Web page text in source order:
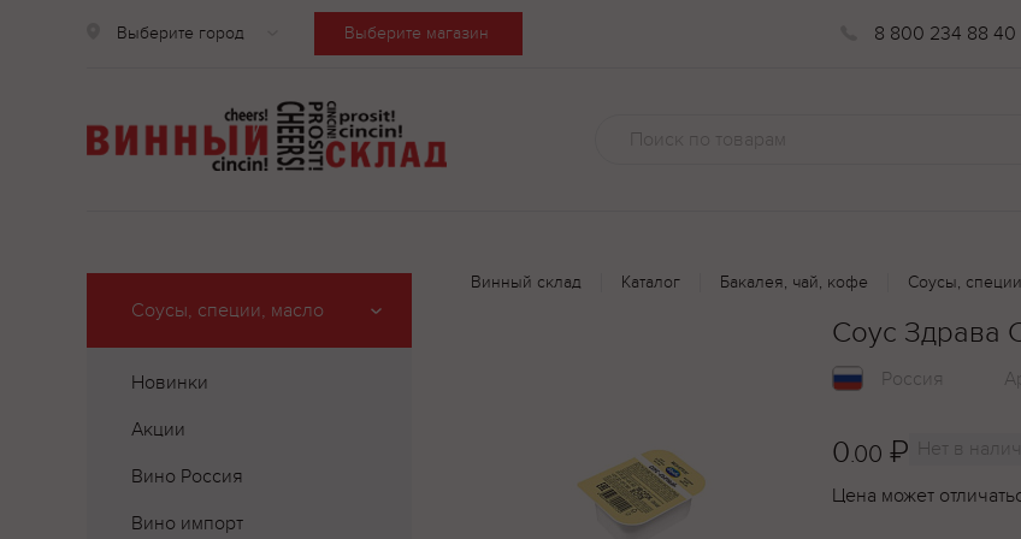
Выберите город Выберите магазин 8 800 234 88 40
Соусы, специи, масло
Новинки
Акции
Вино Россия
Вино импорт
Винный склад Каталог Бакалея, чай, кофе Соусы,
Соус Здрава
Россия
0.00 ₽ Нет в
Цена может